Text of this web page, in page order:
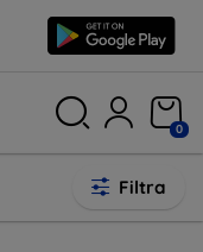
0
Filtra